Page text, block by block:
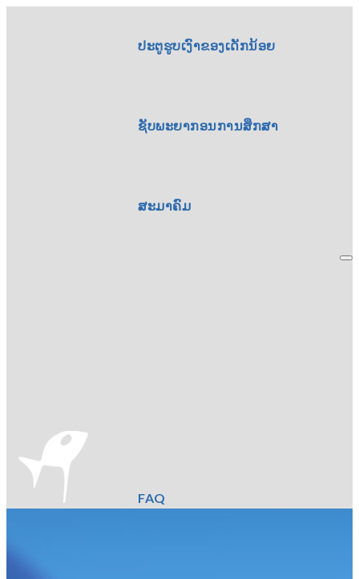
ປະຕູຮູບເງົາຂອງເດັກນ້ອຍ
ຊັບພະຍາກອນການສຶກສາ
ສະມາຄົມ
FAQ